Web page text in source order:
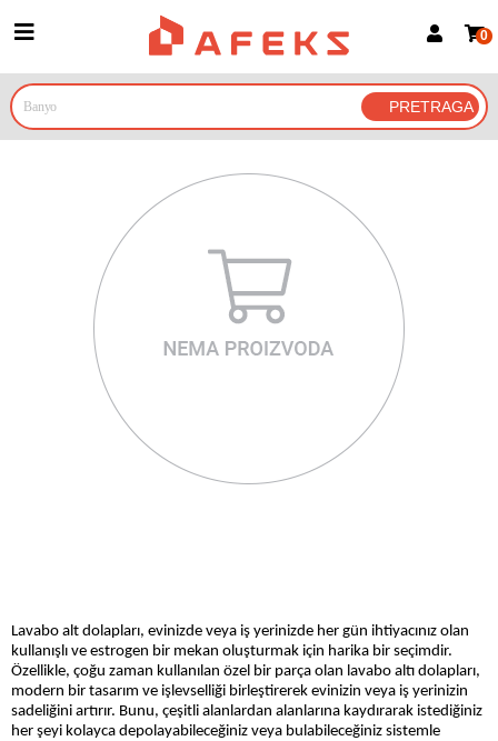
Prijava za članove
Prijavite se Google nalogom
0
Lavabo alt dolapları, evinizde veya iş yerinizde her gün ihtiyacınız olan
kullanışlı ve estrogen bir mekan oluşturmak için harika bir seçimdir.
Özellikle, çoğu zaman kullanılan özel bir parça olan lavabo altı dolapları,
modern bir tasarım ve işlevselliği birleştirerek evinizin veya iş yerinizin
sadeliğini artırır. Bunu, çeşitli alanlardan alanlarına kaydırarak istediğiniz
her şeyi kolayca depolayabileceğiniz veya bulabileceğiniz sistemle